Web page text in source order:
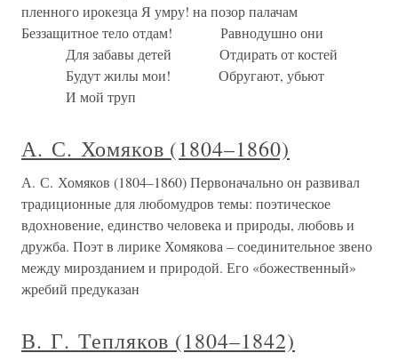
пленного ирокезца Я умру! на позор палачам
Беззащитное тело отдам! Равнодушно они
Для забавы детей Отдирать от костей
Будут жилы мои! Обругают, убьют
И мой труп
А. С. Хомяков (1804–1860)
А. С. Хомяков (1804–1860) Первоначально он развивал
традиционные для любомудров темы: поэтическое
вдохновение, единство человека и природы, любовь и
дружба. Поэт в лирике Хомякова – соединительное звено
между мирозданием и природой. Его «божественный»
жребий предуказан
В. Г. Тепляков (1804–1842)